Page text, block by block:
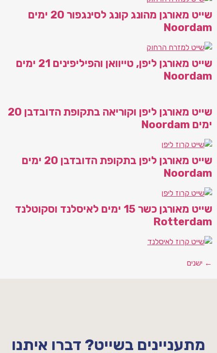
שייט מאורגן מהונג קונג לסינגפור 20 ימים
שייט מאורגן ליפן, טייוואן והפיליפינים 21 ימים
שייט מאורגן ליפן וקוריאה בתקופת הדובדבן 20
שייט מאורגן ליפן בתקופת הדובדבן 20 ימים
שייט מאורגן כשר 15 ימים לאיסלנד וסקוטלנד
בשייט? דברו איתנו